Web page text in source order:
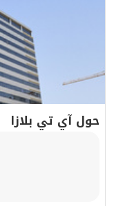
حول آي تي بلازا